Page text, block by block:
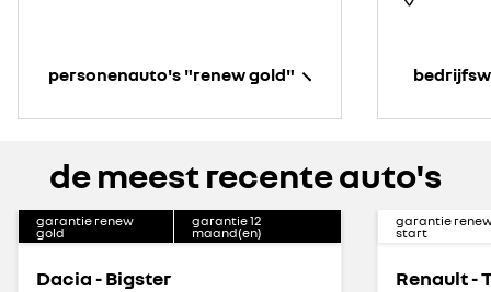
personenauto's "renew gold"
de meest recente auto's
garantie renew
gold
garantie12
maand(en)
Dacia - Bigster
garantie
start
Renault -